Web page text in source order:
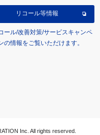
リコール等情報
ール/改善対策/サービスキャンペ
の情報をご覧いただけます。
Inc. All rights reserved.